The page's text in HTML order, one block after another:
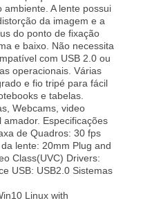
A lente possui
da imagem e a
do ponto de fixação
e baixo. Não necessita
com USB 2.0 ou
operacionais. Várias
e fio tripé para fácil
e tabelas.
Webcams, video
Especificações
de Quadros: 30 fps
lente: 20mm Plug and
Class(UVC) Drivers:
USB: USB2.0 Sistemas
Linux with